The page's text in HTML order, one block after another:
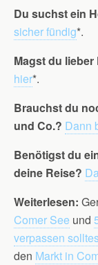
Du suchst ein
sicher fündig*.
Magst du
hier*.
Brauchst du
und Co.? Dann
Benötigst du
deine Reise?
Weiterlesen:
Comer See und
verpassen
den Markt in